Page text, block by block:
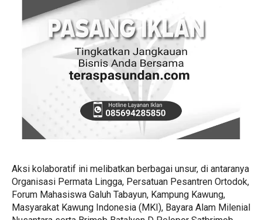
Aksi kolaboratif ini melibatkan berbagai unsur, di antaranya
Organisasi Permata Lingga, Persatuan Pesantren Ortodok,
Forum Mahasiswa Galuh Tabayun, Kampung Kawung,
Masyarakat Kawung Indonesia (MKI), Bayara Alam Milenial